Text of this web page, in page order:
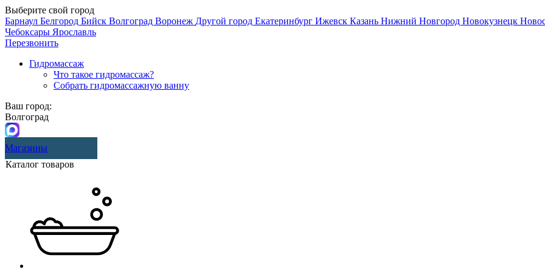
Выберите свой город
Барнаул Белгород Бийск Волгоград Воронеж Другой город Екатеринбург Ижевск Казань Нижний Новгород Новокузнецк
Чебоксары Ярославль
Перезвонить
Гидромассаж
Что такое гидромассаж?
Собрать гидромассажную ванну
Ваш город:
Волгоград
Магазины
Каталог товаров